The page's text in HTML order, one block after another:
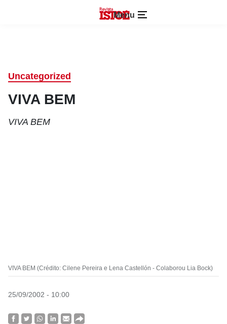
Menu
Uncategorized
VIVA BEM
VIVA BEM
VIVA BEM (Crédito: Cilene Pereira e Lena Castellón - Colaborou Lia Bock)
25/09/2002 - 10:00